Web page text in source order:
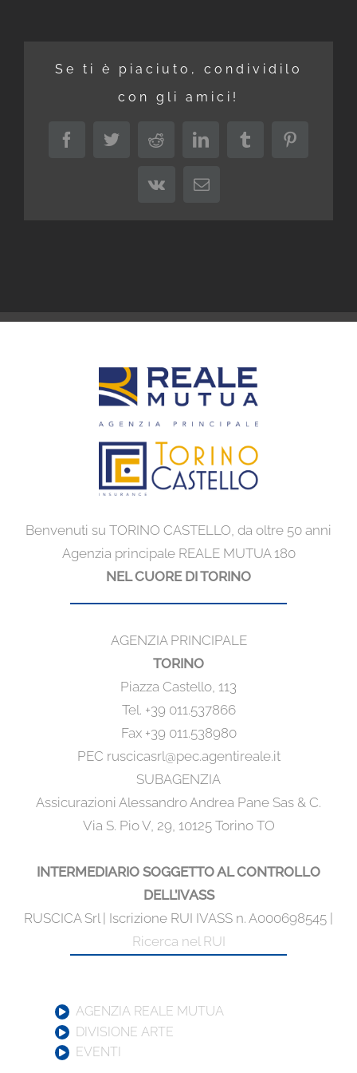
Se ti è piaciuto, condividilo
con gli amici!
FacebookTwitterRedditLinkedInTumblrPinterest
Vk Email
Benvenuti su TORINO CASTELLO, da oltre 50 anni
Agenzia principale REALE MUTUA 180
NEL CUORE DI TORINO
AGENZIA PRINCIPALE
TORINO
Piazza Castello, 113
Tel. +39 011.537866
Fax +39 011.538980
PEC ruscicasrl@pec.agentireale.it
SUBAGENZIA
Assicurazioni Alessandro Andrea Pane Sas & C.
Via S. Pio V, 29, 10125 Torino TO
INTERMEDIARIO SOGGETTO AL CONTROLLO
DELL’IVASS
RUSCICA Srl | Iscrizione RUI IVASS n. A000698545 |
Ricerca nel RUI
AGENZIA REALE MUTUA
DIVISIONE ARTE
EVENTI